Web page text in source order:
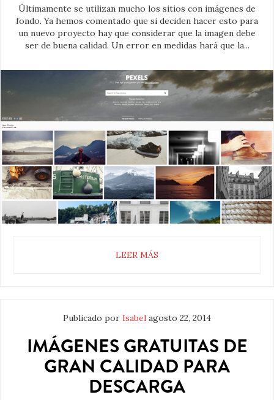
Últimamente se utilizan mucho los sitios con imágenes de
fondo. Ya hemos comentado que si deciden hacer esto para
un nuevo proyecto hay que considerar que la imagen debe
ser de buena calidad. Un error en medidas hará que la...
LEER MÁS
Publicado por Isabel agosto 22, 2014
IMÁGENES GRATUITAS DE
GRAN CALIDAD PARA
DESCARGA